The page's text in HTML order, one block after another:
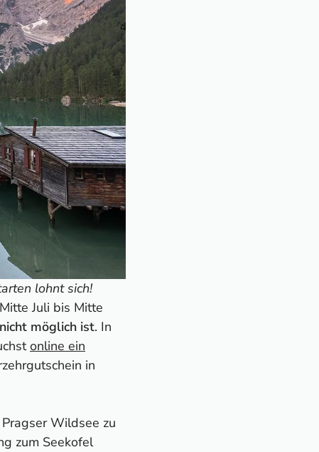
lohnt sich!
Juli bis Mitte
nicht möglich ist. In
online ein
in
Wildsee zu
zum Seekofel